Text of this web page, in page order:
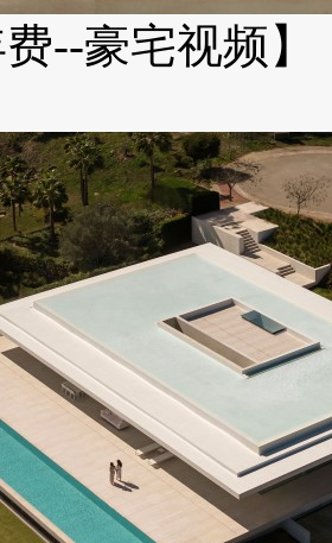
--豪宅视频】